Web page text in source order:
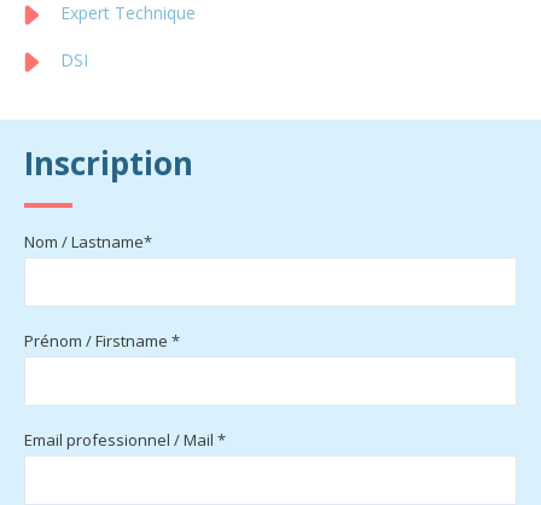
Expert Technique
DSI
Inscription
Nom / Lastname*
Prénom / Firstname *
Email professionnel / Mail *